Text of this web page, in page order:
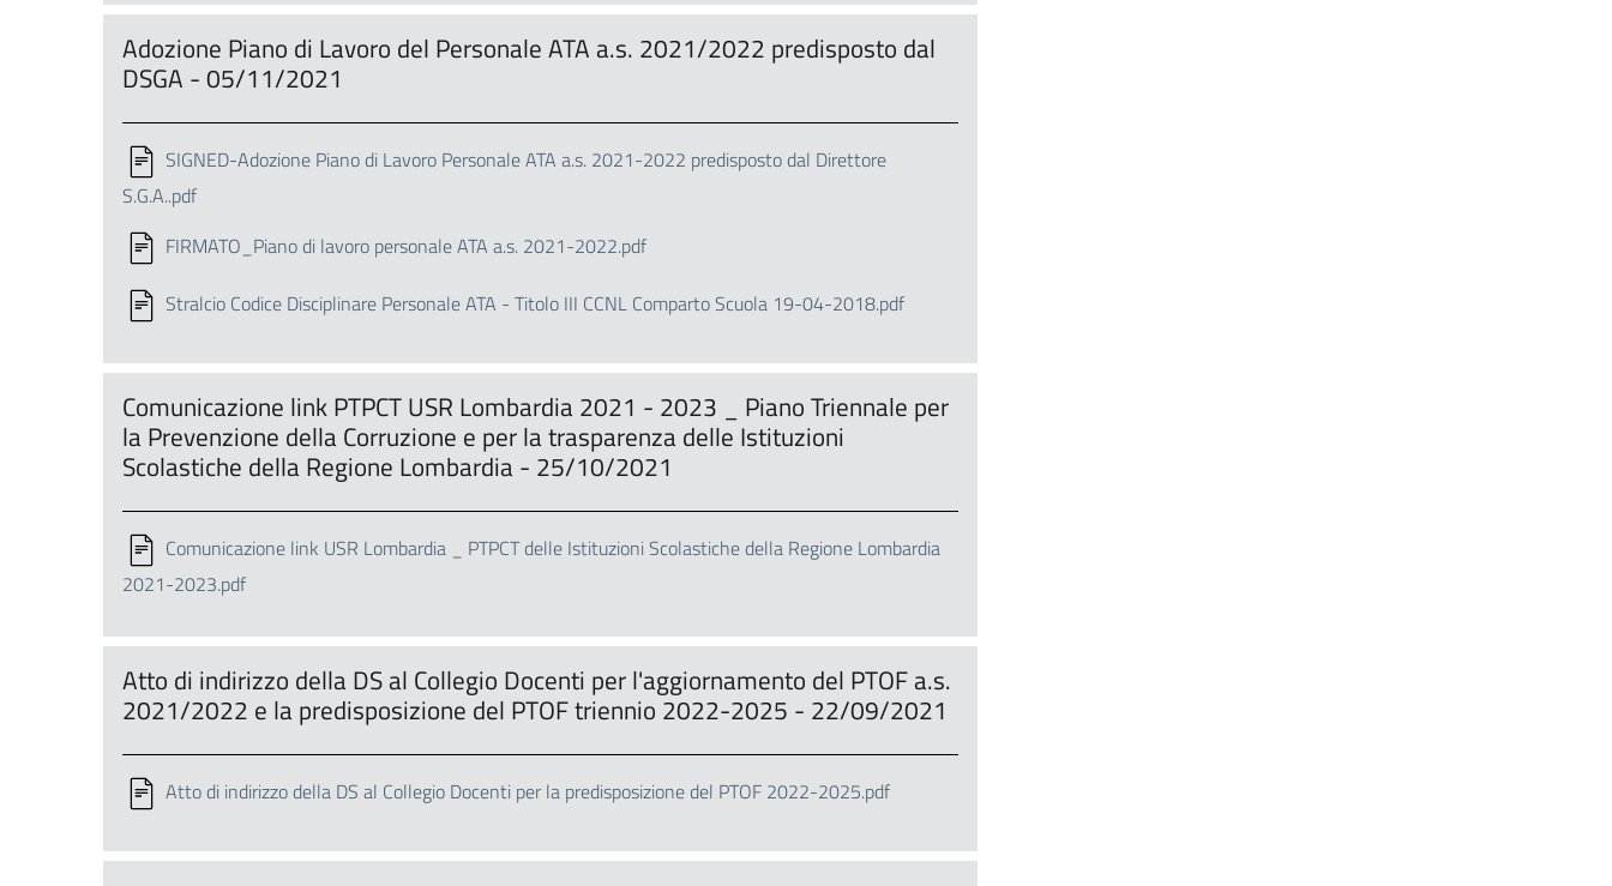
Adozione Piano di Lavoro del Personale ATA a.s. 2021/2022 predisposto dal
DSGA - 05/11/2021
SIGNED-Adozione Piano di Lavoro Personale ATA a.s. 2021-2022 predisposto dal Direttore
S.G.A..pdf
FIRMATO_Piano di lavoro personale ATA a.s. 2021-2022.pdf
Stralcio Codice Disciplinare Personale ATA - Titolo III CCNL Comparto Scuola 19-04-2018.pdf
Comunicazione link PTPCT USR Lombardia 2021 - 2023 _ Piano Triennale per
la Prevenzione della Corruzione e per la trasparenza delle Istituzioni
Scolastiche della Regione Lombardia - 25/10/2021
Comunicazione link USR Lombardia _ PTPCT delle Istituzioni Scolastiche della Regione Lombardia
2021-2023.pdf
Atto di indirizzo della DS al Collegio Docenti per l'aggiornamento del PTOF a.s.
2021/2022 e la predisposizione del PTOF triennio 2022-2025 - 22/09/2021
Atto di indirizzo della DS al Collegio Docenti per la predisposizione del PTOF 2022-2025.pdf